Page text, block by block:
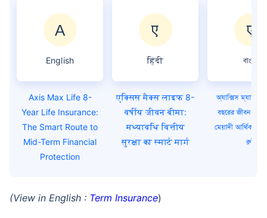
English
Axis Max Life 8-
Year Life Insurance:
The Smart Route to
Mid-Term Financial
Protection
हिंदी
एक्सिस मैक्स लाइफ 8-
वर्षीय जीवन बीमा:
मध्यावधि वित्तीय
सुरक्षा का स्मार्ट मार्ग
বাংলা
অ্যাক্সিস ম্যাক্স
বছরের জীবন
মেয়াদী আর্থিক
রুট
(View in English : Term Insurance)